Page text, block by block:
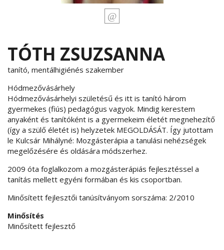
TÓTH ZSUZSANNA
tanító, mentálhigiénés szakember
Hódmezővásárhely
Hódmezővásárhelyi születésű és itt is tanító három
gyermekes (fiús) pedagógus vagyok. Mindig kerestem
anyaként és tanítóként is a gyermekeim életét megnehezítő
(így a szülő életét is) helyzetek MEGOLDÁSÁT. Így jutottam
le Kulcsár Mihályné: Mozgásterápia a tanulási nehézségek
megelőzésére és oldására módszerhez.
2009 óta foglalkozom a mozgásterápiás fejlesztéssel a
tanítás mellett egyéni formában és kis csoportban.
Minősített fejlesztői tanúsítványom sorszáma: 2/2010
Minősítés
Minősített fejlesztő